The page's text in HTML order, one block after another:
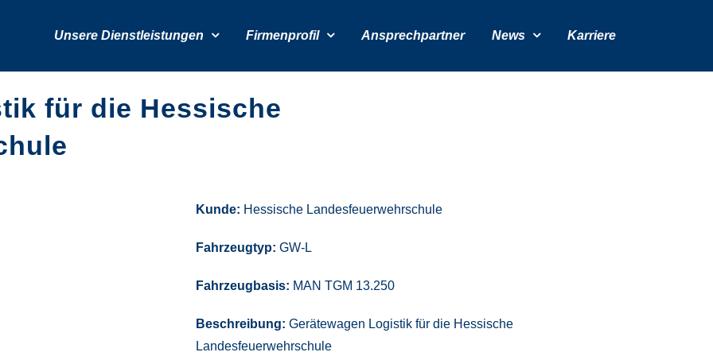
Unsere Dienstleistungen Firmenprofil Ansprechpartner News Karriere
für die Hessische
Kunde: Hessische Landesfeuerwehrschule
Fahrzeugtyp: GW-L
Fahrzeugbasis: MAN TGM 13.250
Beschreibung: Gerätewagen Logistik für die Hessische
Landesfeuerwehrschule